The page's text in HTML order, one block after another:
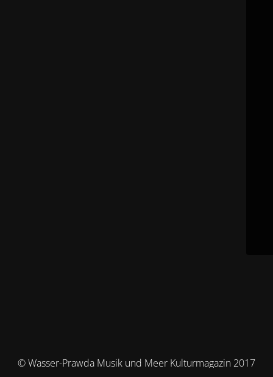
© Wasser-Prawda Musik und Meer Kulturmagazin 2017